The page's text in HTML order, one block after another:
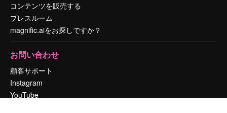
コンテンツを販売する
プレスルーム
magnific.aiをお探しですか？
お問い合わせ
顧客サポート
Instagram
YouTube